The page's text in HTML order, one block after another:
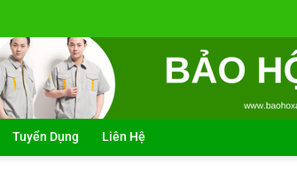
Tuyển Dụng Liên Hệ